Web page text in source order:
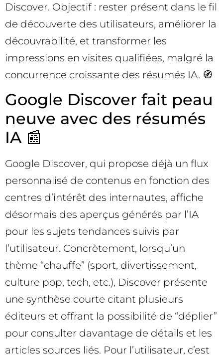
Discover. Objectif : rester présent dans le fil
de découverte des utilisateurs, améliorer la
découvrabilité, et transformer les
impressions en visites qualifiées, malgré la
concurrence croissante des résumés IA. 🧭
Google Discover fait peau
neuve avec des résumés
IA 📰
Google Discover, qui propose déjà un flux
personnalisé de contenus en fonction des
centres d’intérêt des internautes, affiche
désormais des aperçus générés par l’IA
pour les sujets tendances suivis par
l’utilisateur. Concrètement, lorsqu’un
thème “chauffe” (sport, divertissement,
culture pop, tech, etc.), Discover présente
une synthèse courte citant plusieurs
éditeurs et offrant la possibilité de “déplier”
pour consulter davantage de détails et les
articles sources liés. Pour l’utilisateur, c’est